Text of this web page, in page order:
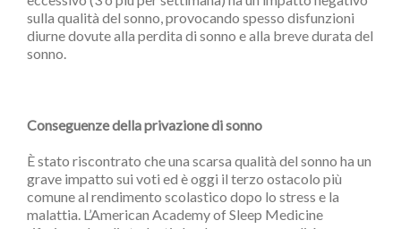
sulla qualità del sonno, provocando spesso disfunzioni
diurne dovute alla perdita di sonno e alla breve durata del
sonno.
Conseguenze della privazione di sonno
È stato riscontrato che una scarsa qualità del sonno ha un
grave impatto sui voti ed è oggi il terzo ostacolo più
comune al rendimento scolastico dopo lo stress e la
malattia. L’American Academy of Sleep Medicine